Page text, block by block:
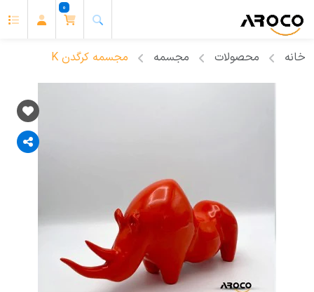
0
خانه محصولات مجسمه مجسمه کرگدن K